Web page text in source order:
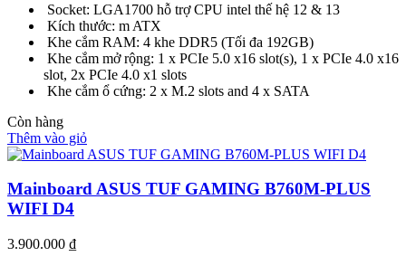
Socket: LGA1700 hỗ trợ CPU intel thế hệ 12 & 13
Kích thước: m ATX
Khe cắm RAM: 4 khe DDR5 (Tối đa 192GB)
Khe cắm mở rộng: 1 x PCIe 5.0 x16 slot(s), 1 x PCIe 4.0 x16
slot, 2x PCIe 4.0 x1 slots
Khe cắm ổ cứng: 2 x M.2 slots and 4 x SATA
Còn hàng
Thêm vào giỏ
Mainboard ASUS TUF GAMING B760M-PLUS
WIFI D4
3.900.000 ₫